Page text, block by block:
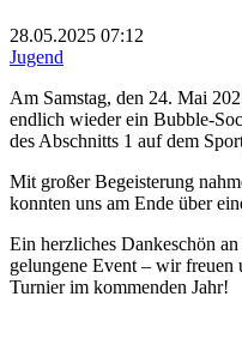
28.05.2025 07:12
Jugend
Am Samstag, den 24. Mai
endlich wieder ein Bubble-
des Abschnitts 1 auf dem
Mit großer Begeisterung
konnten uns am Ende über
Ein herzliches Dankeschön
gelungene Event – wir freuen
Turnier im kommenden Jahr!